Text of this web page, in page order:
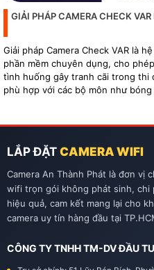
GIẢI PHÁP CAMERA CHECK VAR
Giải pháp Camera Check VAR là
phần mềm chuyên dụng, cho
tình huống gây tranh cãi trong
phù hợp với các bộ môn như
LẮP ĐẶT CAMERA WIFI
Camera An Thành Phát là đơn vị
wifi trọn gói không phát sinh, chi
hiệu quả, cam kết mang lại cho
camera uy tín hàng đầu tại
CÔNG TY TNHH TM-DV ĐẦU